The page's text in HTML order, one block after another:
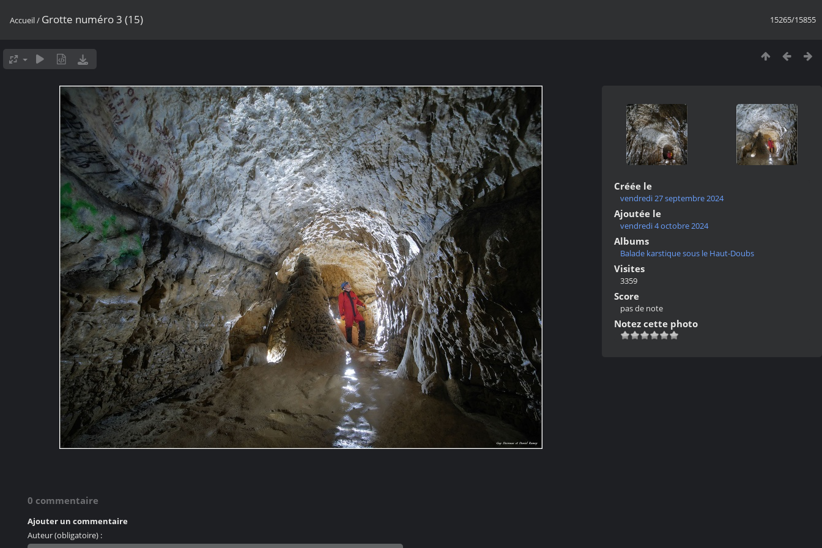
15265/15855
Accueil/ Grotte numéro 3 (15)
Créée le
vendredi 27 septembre 2024
Ajoutée le
vendredi 4 octobre 2024
Albums
Balade karstique sous le Haut-Doubs
Visites
3359
Score
pas de note
Notez cette photo
0 commentaire
Ajouter un commentaire
Auteur (obligatoire) :